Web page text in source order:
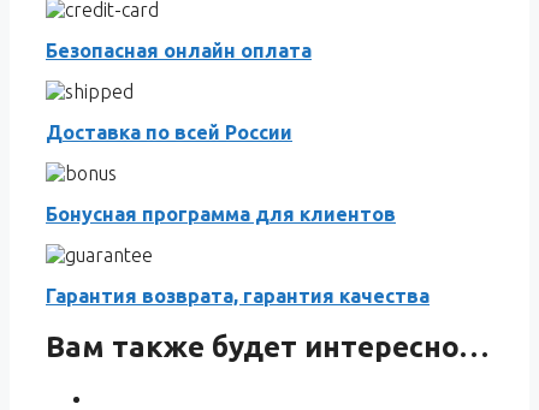
Email
Безопасная онлайн оплата
Доставка по всей России
Бонусная программа для клиентов
Гарантия возврата, гарантия качества
Вам также будет интересно…